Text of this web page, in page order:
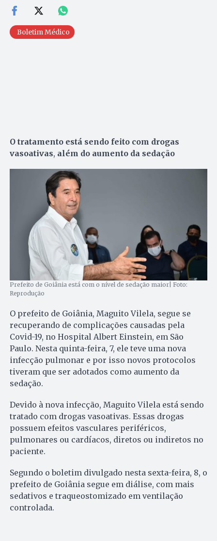
Boletim Médico
O tratamento está sendo feito com drogas
vasoativas, além do aumento da sedação
Prefeito de Goiânia está com o nível de sedação maior| Foto:
Reprodução
O prefeito de Goiânia, Maguito Vilela, segue se
recuperando de complicações causadas pela
Covid-19, no Hospital Albert Einstein, em São
Paulo. Nesta quinta-feira, 7, ele teve uma nova
infecção pulmonar e por isso novos protocolos
tiveram que ser adotados como aumento da
sedação.
Devido à nova infecção, Maguito Vilela está sendo
tratado com drogas vasoativas. Essas drogas
possuem efeitos vasculares periféricos,
pulmonares ou cardíacos, diretos ou indiretos no
paciente.
Segundo o boletim divulgado nesta sexta-feira, 8, o
prefeito de Goiânia segue em diálise, com mais
sedativos e traqueostomizado em ventilação
controlada.